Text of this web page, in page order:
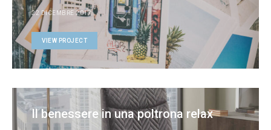
22 DICEMBRE 2017
VIEW PROJECT
Il benessere in una poltrona relax